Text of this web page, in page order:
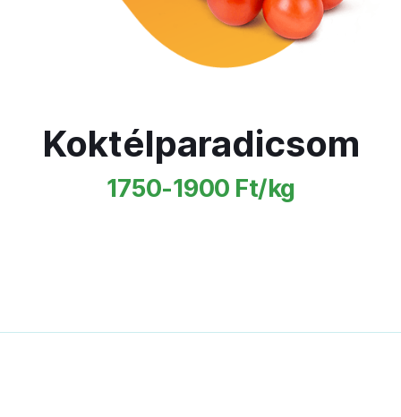
Koktélparadicsom
1750-1900 Ft/kg